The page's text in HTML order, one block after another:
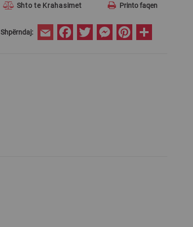
Shto te Krahasimet Printo faqen
Shpërndaj: Email FacebookTwitter MessengerPinterest